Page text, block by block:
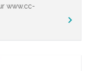
www.cc-
keyboard_arrow_right